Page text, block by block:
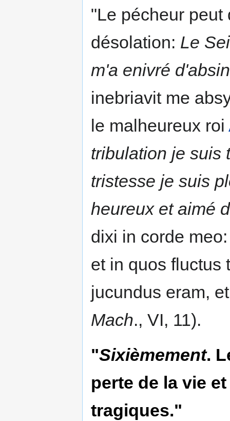
"Le pécheur peut
désolation: Le
m'a enivré
inebriavit me
le malheureux roi
tribulation je suis
tristesse je suis
heureux et aimé
dixi in corde
et in quos fluctus
jucundus eram,
Mach., VI, 11).
"Sixièmement.
perte de la vie
tragiques."